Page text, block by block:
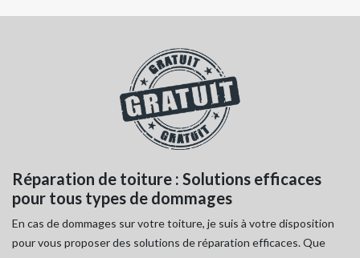
Réparation de toiture : Solutions efficaces
pour tous types de dommages
En cas de dommages sur votre toiture, je suis à votre disposition
pour vous proposer des solutions de réparation efficaces. Que